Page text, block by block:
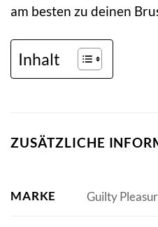
am besten zu deinen
Inhalt
ZUSÄTZLICHE
MARKE Guilty